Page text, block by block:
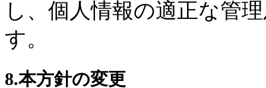
し、個人情報の適正な管
す。
8.本方針の変更